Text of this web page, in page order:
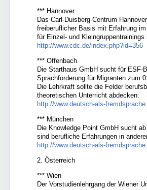
*** Hannover
Das Carl-Duisberg-Centrum
freiberuflicher Basis mit Erfahrung
für Einzel- und Kleingruppentrainings
http://www.cdc.de/index.php?id=356
*** Offenbach
Die Starthaus GmbH sucht für ESF-
Sprachförderung für Migranten zum
Die Lehrkraft sollte die Felder
theoretischen Unterricht abdecken:
http://www.deutsch-als-
*** München
Die Knowledge Point GmbH sucht
sind berufliche Erfahrungen in
http://www.deutsch-als-
2. Österreich
*** Wien
Der Vorstudienlehrgang der Wiener